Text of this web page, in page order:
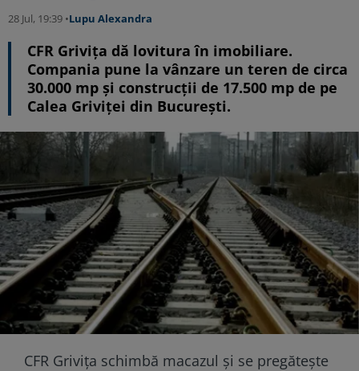
28 Jul, 19:39 •Lupu Alexandra
CFR Grivița dă lovitura în imobiliare.
Compania pune la vânzare un teren de circa
30.000 mp și construcții de 17.500 mp de pe
Calea Griviței din București.
CFR Grivița schimbă macazul și se pregătește